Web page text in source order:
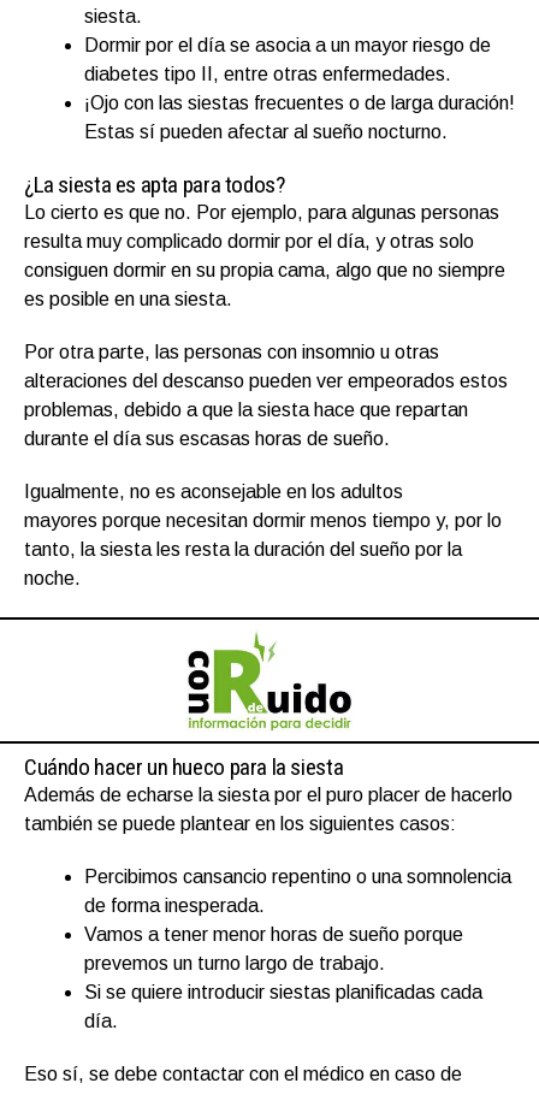
siesta.
Dormir por el día se asocia a un mayor riesgo de
diabetes tipo II, entre otras enfermedades.
¡Ojo con las siestas frecuentes o de larga duración!
Estas sí pueden afectar al sueño nocturno.
¿La siesta es apta para todos?
Lo cierto es que no. Por ejemplo, para algunas personas
resulta muy complicado dormir por el día, y otras solo
consiguen dormir en su propia cama, algo que no siempre
es posible en una siesta.
Por otra parte, las personas con insomnio u otras
alteraciones del descanso pueden ver empeorados estos
problemas, debido a que la siesta hace que repartan
durante el día sus escasas horas de sueño.
Igualmente, no es aconsejable en los adultos
mayores porque necesitan dormir menos tiempo y, por lo
tanto, la siesta les resta la duración del sueño por la
noche.
Cuándo hacer un hueco para la siesta
Además de echarse la siesta por el puro placer de hacerlo
también se puede plantear en los siguientes casos:
Percibimos cansancio repentino o una somnolencia
de forma inesperada.
Vamos a tener menor horas de sueño porque
prevemos un turno largo de trabajo.
Si se quiere introducir siestas planificadas cada
día.
Eso sí, se debe contactar con el médico en caso de